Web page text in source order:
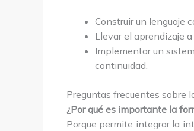
Construir un lenguaje
Llevar el aprendizaje
Implementar un
continuidad.
Preguntas frecuentes sobre
¿Por qué es importante la
Porque permite integrar la